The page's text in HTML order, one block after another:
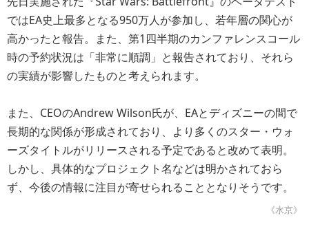
ではEA史上最多となる950万人が参加し、若年層の関心が
高かったと報告。また、第1四半期のカンファレンスコール
時の予約状況は「非常に順調」と報告されており、それら
の実績が影響したものと考えられます。
また、CEOのAndrew Wilson氏が、EAとディズニーの間で
長期的な関係が形成されており、より多くのスター・ウォ
ーズタイトルがリリースされる予定であると改めて表明。
しかし、具体的なプロジェクト名などは明かされておら
ず、今後の情報に注目が寄せられることとなりそうです。
《水京》